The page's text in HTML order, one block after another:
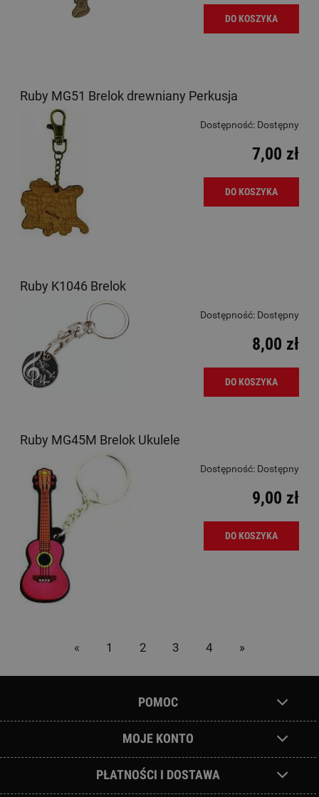
DO KOSZYKA
Ruby MG51 Brelok drewniany Perkusja
Dostępność: Dostępny
7,00 zł
DO KOSZYKA
Ruby K1046 Brelok
Dostępność: Dostępny
8,00 zł
DO KOSZYKA
Ruby MG45M Brelok Ukulele
Dostępność: Dostępny
9,00 zł
DO KOSZYKA
« 1 2 3 4 »
POMOC
MOJE KONTO
PŁATNOŚCI I DOSTAWA